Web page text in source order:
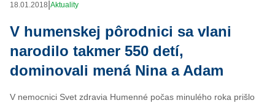
18.01.2018 Aktuality
V humenskej pôrodnici sa vlani
narodilo takmer 550 detí,
dominovali mená Nina a Adam
V nemocnici Svet zdravia Humenné počas minulého roka prišlo